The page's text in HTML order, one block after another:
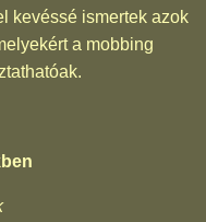
kevéssé ismertek azok
a mobbing